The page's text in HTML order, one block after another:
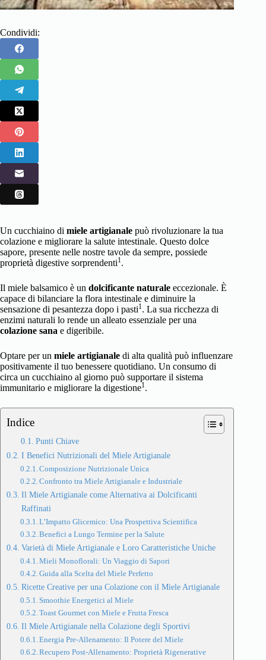
Condividi:
Un cucchiaino di miele artigianale può rivoluzionare la tua
colazione e migliorare la salute intestinale. Questo dolce
sapore, presente nelle nostre tavole da sempre, possiede
proprietà digestive sorprendenti1.
Il miele balsamico è un dolcificante naturale eccezionale. È
capace di bilanciare la flora intestinale e diminuire la
sensazione di pesantezza dopo i pasti1. La sua ricchezza di
enzimi naturali lo rende un alleato essenziale per una
colazione sana e digeribile.
Optare per un miele artigianale di alta qualità può influenzare
positivamente il tuo benessere quotidiano. Un consumo di
circa un cucchiaino al giorno può supportare il sistema
immunitario e migliorare la digestione1.
Indice
Punti Chiave
I Benefici Nutrizionali del Miele Artigianale
Composizione Nutrizionale Unica
Confronto tra Miele Artigianale e Industriale
Il Miele Artigianale come Alternativa ai Dolcificanti
Raffinati
L’Impatto Glicemico: Una Prospettiva Scientifica
Benefici a Lungo Termine per la Salute
Varietà di Miele Artigianale e Loro Caratteristiche Uniche
Mieli Monoflorali: Un Viaggio di Sapori
Guida alla Scelta del Miele Perfetto
Ricette Creative per una Colazione con il Miele Artigianale
Smoothie Energetici al Miele
Toast Gourmet con Miele e Frutta Fresca
Il Miele Artigianale nella Colazione degli Sportivi
Energia Pre-Allenamento: Il Potere del Miele
Recupero Post-Allenamento: Proprietà Rigenerative